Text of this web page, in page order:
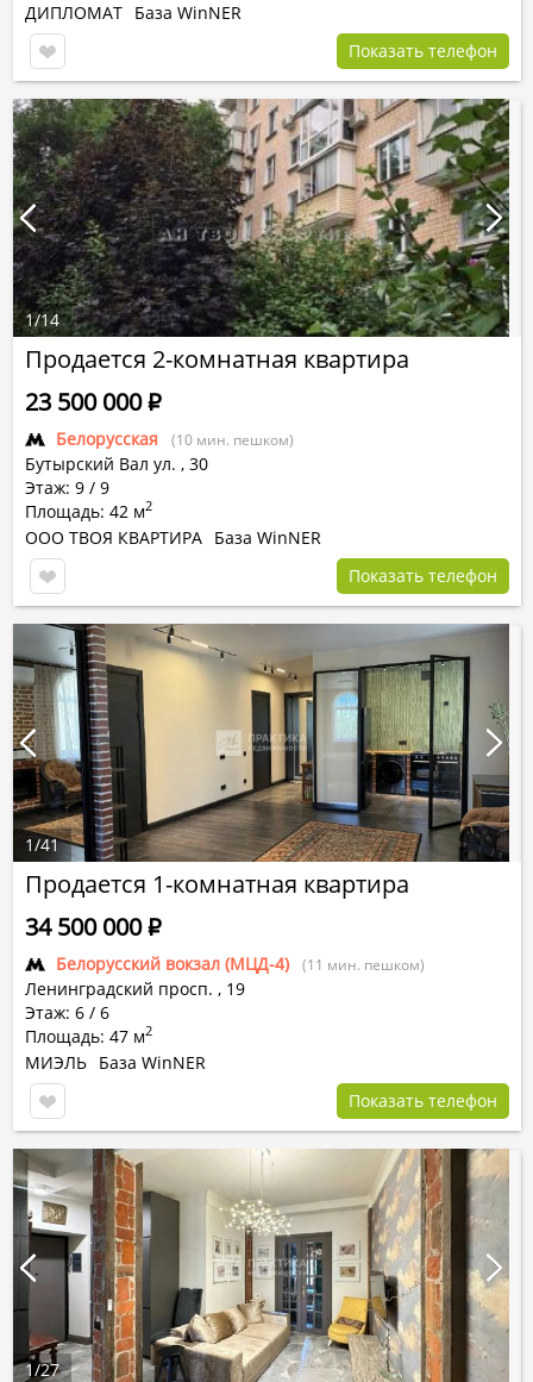
ДИПЛОМАТ База WinNER
Показать телефон
Продается 2-комнатная квартира
Белорусская (10 мин. пешком)
Бутырский Вал ул. , 30
Этаж: 9 / 9
Площадь: 42 м2
23 500 000Р
ООО ТВОЯ КВАРТИРА База WinNER
Показать телефон
1/14
Продается 1-комнатная квартира
Белорусский вокзал (МЦД-4) (11 мин. пешком)
Ленинградский просп. , 19
Этаж: 6 / 6
Площадь: 47 м2
34 500 000Р
МИЭЛЬ База WinNER
Показать телефон
1/41
1/27